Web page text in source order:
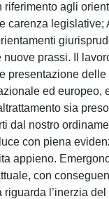
agli
carenza
prassi. Il
presentazione
ed europeo,
sia
dal nostro
con piena
appieno.
con
l’inerzia